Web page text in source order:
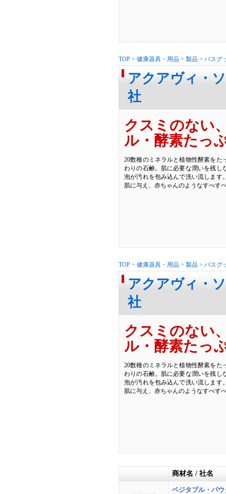
TOP > 健康器具・用品 > 製品 > バスグ
アクアヴィ・
社
クスミのない
ル・酵素たっ
20数種のミネラルと植物性酵素を
わりの石鹸。肌に必要な潤いを残し
泡が汚れを包み込んで洗い流します
肌に与え、赤ちゃんのようなすべす
TOP > 健康器具・用品 > 製品 > バスグ
アクアヴィ・
社
クスミのない
ル・酵素たっ
20数種のミネラルと植物性酵素を
わりの石鹸。肌に必要な潤いを残し
泡が汚れを包み込んで洗い流します
肌に与え、赤ちゃんのようなすべす
商材名 / 社名
ベジタブル・パ